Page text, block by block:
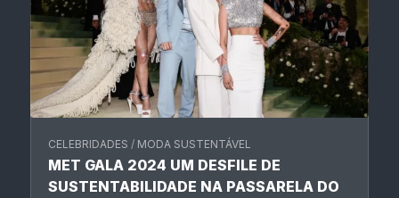
CELEBRIDADES / MODA SUSTENTÁVEL
MET GALA 2024 UM DESFILE DE
SUSTENTABILIDADE NA PASSARELA DO